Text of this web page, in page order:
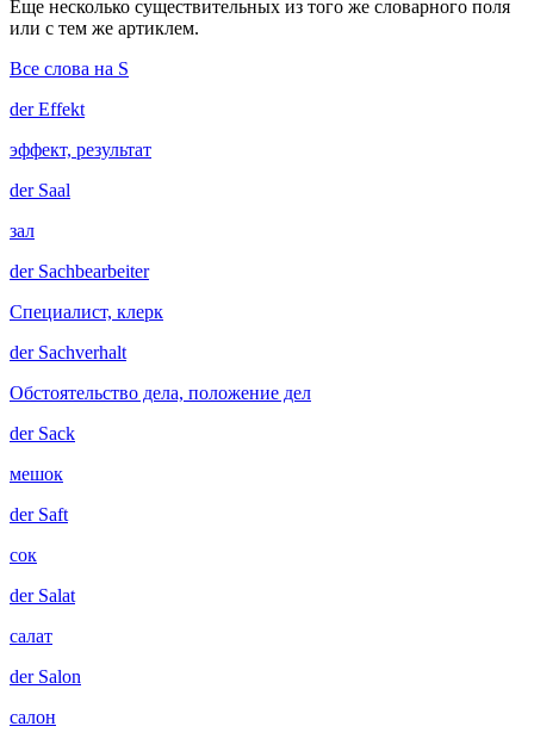
Еще несколько существительных из того же словарного поля
или с тем же артиклем.
Все слова на S
derEffekt
эффект, результат
derSaal
зал
derSachbearbeiter
Специалист, клерк
derSachverhalt
Обстоятельство дела, положение дел
derSack
мешок
derSaft
сок
derSalat
салат
derSalon
салон